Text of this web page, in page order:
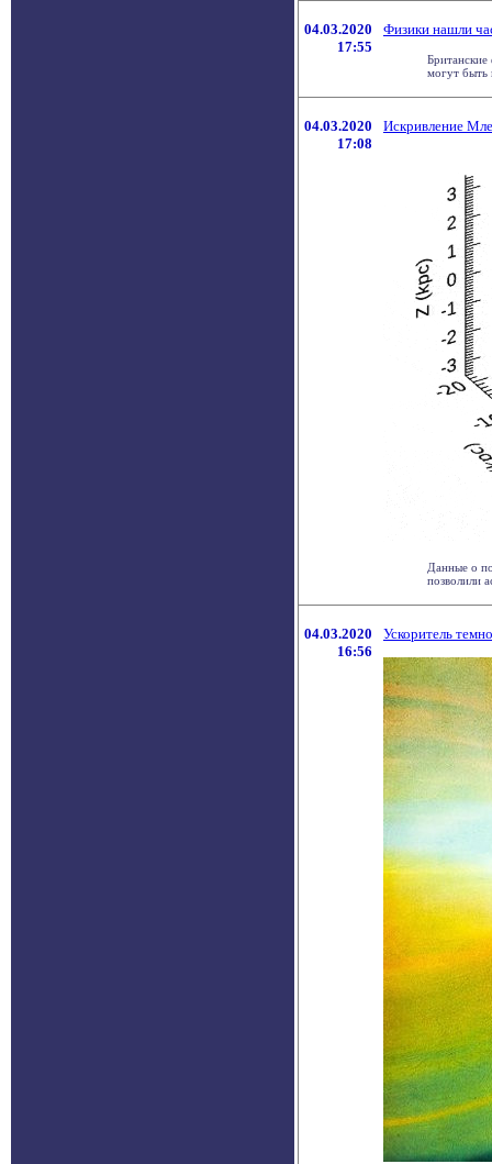
04.03.2020
17:55
Физики нашли
Британские
могут быть
04.03.2020
17:08
Искривление
Данные о
позволили
04.03.2020
16:56
Ускоритель